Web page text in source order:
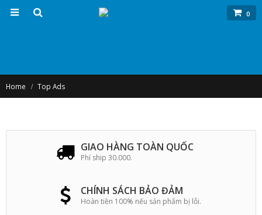
0
Home Top Ads
GIAO HÀNG TOÀN QUỐC
Phí ship 30.000.
CHÍNH SÁCH BẢO ĐẢM
Hoàn tiền 100% nếu sản phẩm bị lỗi.